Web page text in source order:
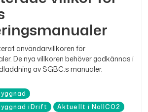
användarvillkoren för
De nya villkoren behöver godkännas i
av SGBC:s manualer.
iDrift
Aktuellt i NollCO2